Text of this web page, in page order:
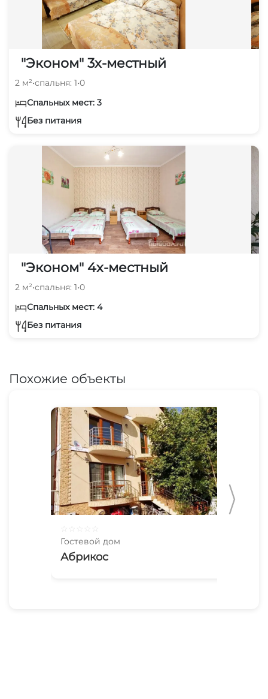
"Эконом" 3х-местный
2 м²•спальня: 1•0
Спальных мест: 3
Без питания
"Эконом" 4х-местный
2 м²•спальня: 1•0
Спальных мест: 4
Без питания
Похожие объекты
Гостевой дом
Абрикос